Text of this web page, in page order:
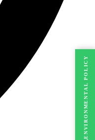
ENVIRONMENTAL POLICY